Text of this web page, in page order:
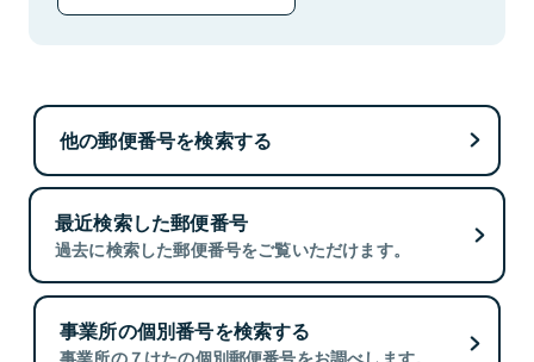
他の郵便番号を検索する
最近検索した郵便番号
過去に検索した郵便番号をご覧いただけます。
事業所の個別番号を検索する
事業所の７けたの個別郵便番号をお調べします。